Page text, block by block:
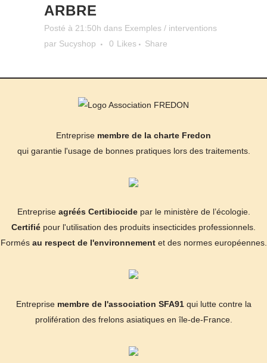
ARBRE
Posté à 21:50h dans Exemples / interventions
par Sucyshop 0 Likes Share
Entreprise membre de la charte Fredon
qui garantie l'usage de bonnes pratiques lors des traitements.
Entreprise agréés Certibiocidepar le ministère de l’écologie.
Certifié pour l'utilisation des produits insecticides professionnels.
Formés au respect de l'environnementet des normes européennes.
Entreprise membre de l'association SFA91qui lutte contre la
prolifération des frelons asiatiques en île-de-France.